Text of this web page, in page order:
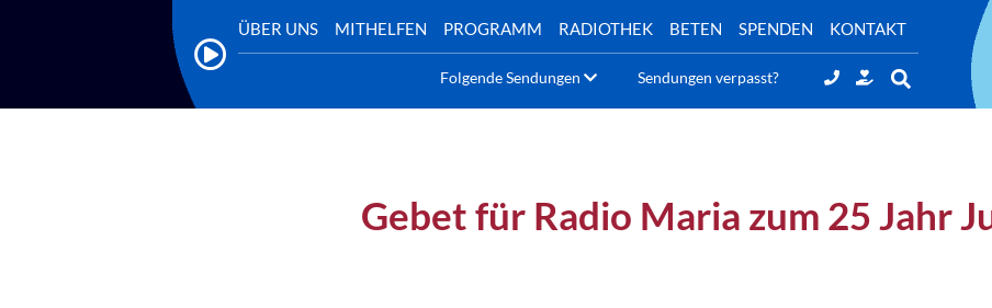
ÜBER UNS MITHELFEN PROGRAMM RADIOTHEK BETEN SPENDEN KONTAKT
Folgende Sendungen Sendungen verpasst?
Gebet für Radio Maria zum 25 Jahr